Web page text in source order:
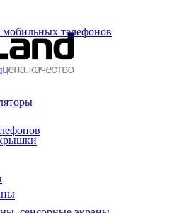
мобильных телефонов